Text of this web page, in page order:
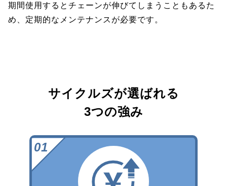
期間使用するとチェーンが伸びてしまうこともあるた
め、定期的なメンテナンスが必要です。
サイクルズが選ばれる
3つの強み